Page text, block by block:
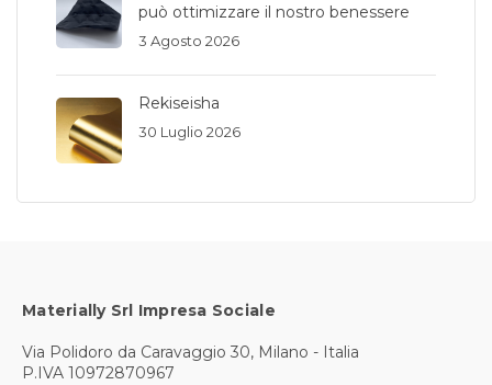
può ottimizzare il nostro benessere
3 Agosto 2026
Rekiseisha
30 Luglio 2026
Materially Srl Impresa Sociale
Via Polidoro da Caravaggio 30, Milano - Italia
P.IVA 10972870967